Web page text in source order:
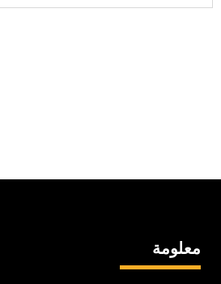
معلومة